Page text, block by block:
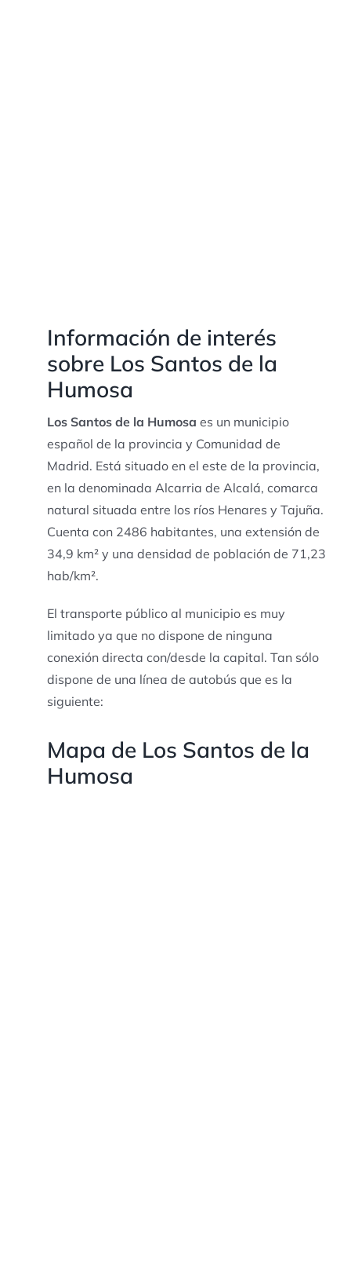
Información de interés
sobre Los Santos de la
Humosa
Los Santos de la Humosa es un municipio
español de la provincia y Comunidad de
Madrid. Está situado en el este de la provincia,
en la denominada Alcarria de Alcalá, comarca
natural situada entre los ríos Henares y Tajuña.
Cuenta con 2486 habitantes, una extensión de
34,9 km² y una densidad de población de 71,23
hab/km².
El transporte público al municipio es muy
limitado ya que no dispone de ninguna
conexión directa con/desde la capital. Tan sólo
dispone de una línea de autobús que es la
siguiente:
Mapa de Los Santos de la
Humosa